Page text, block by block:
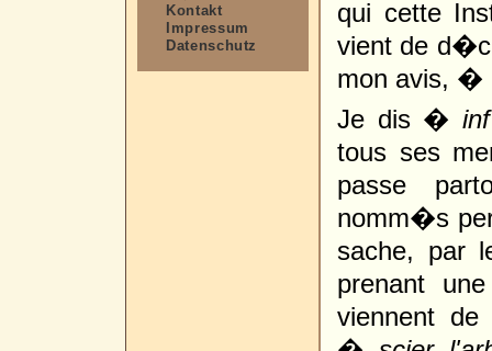
Kontakt
Impressum
Datenschutz
qui cette
vient de
mon avis, �
Je dis �
tous ses
passe
nomm�s
sache, par
prenant
viennent